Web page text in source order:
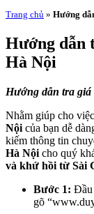
Trang chủ » Hướng
Hướng dẫn
Hà Nội
Hướng dẫn tra giá
Nhằm giúp cho việc
Nội của bạn dễ
kiếm thông tin
Hà Nội cho quý
và khứ hồi từ Sài
Bước 1: Đầu
gõ